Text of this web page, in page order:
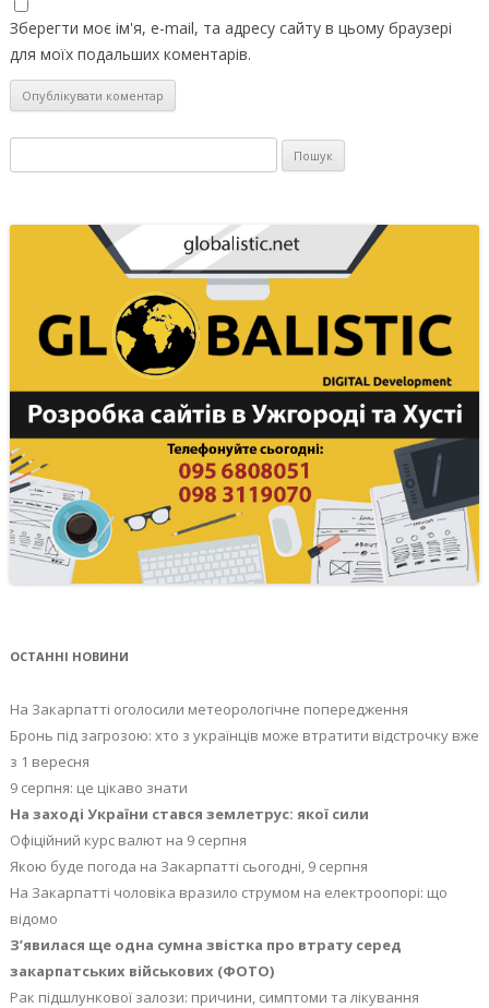
Зберегти моє ім'я, e-mail, та адресу сайту в цьому браузері
для моїх подальших коментарів.
ОСТАННІ НОВИНИ
На Закарпатті оголосили метеорологічне попередження
Бронь під загрозою: хто з українців може втратити відстрочку вже
з 1 вересня
9 серпня: це цікаво знати
На заході України стався землетрус: якої сили
Офіційний курс валют на 9 серпня
Якою буде погода на Закарпатті сьогодні, 9 серпня
На Закарпатті чоловіка вразило струмом на електроопорі: що
відомо
З’явилася ще одна сумна звістка про втрату серед
закарпатських військових (ФОТО)
Рак підшлункової залози: причини, симптоми та лікування